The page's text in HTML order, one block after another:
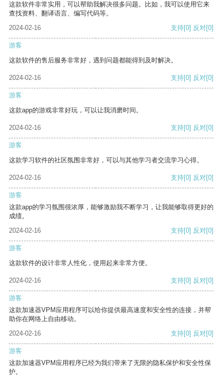
这款软件非常实用，可以帮助我解决很多问题。比如，我可以使用它来
查找资料、翻译语言、编写代码等。
2024-02-16
支持[0] 反对[0]
游客
这款软件的售后服务非常好，遇到问题都能得到及时解决。
2024-02-16 支持[0] 反对[0]
游客
这款app的游戏非常好玩，可以让我消磨时间。
2024-02-16 支持[0] 反对[0]
游客
这款学习软件的社区氛围非常好，可以与其他学习者交流学习心得。
2024-02-16 支持[0] 反对[0]
游客
这款app的学习氛围很浓厚，能够激励我不断学习，让我能够取得更好的
成绩。
2024-02-16
支持[0] 反对[0]
游客
这款软件的设计非常人性化，使用起来非常方便。
2024-02-16 支持[0] 反对[0]
游客
这款加速器VPM应用程序可以给你提供最高速度和安全性的连接，并帮
助你在网络上自由移动。
2024-02-16
支持[0] 反对[0]
游客
这款加速器VPM应用程序已经为我们带来了无限的隐私保护和安全性保
护。